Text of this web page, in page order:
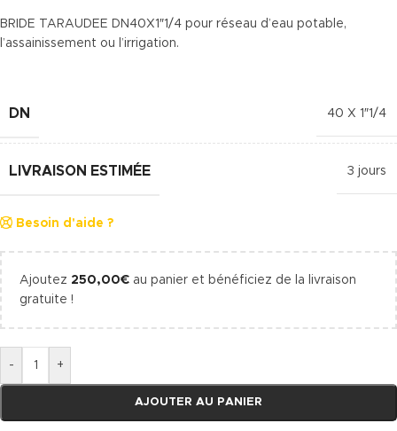
BRIDE TARAUDEE DN40X1″1/4 pour réseau d’eau potable,
l’assainissement ou l’irrigation.
DN 40 X 1″1/4
LIVRAISON ESTIMÉE 3 jours
Besoin d'aide ?
Ajoutez 250,00€ au panier et bénéficiez de la livraison
gratuite !
- +
AJOUTER AU PANIER